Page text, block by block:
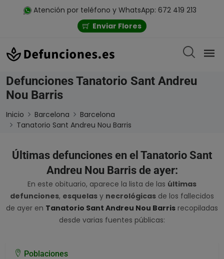
Atención por teléfono y WhatsApp: 672 419 213
Enviar Flores
Defunciones Tanatorio Sant Andreu
Nou Barris
Inicio Barcelona
Barcelona
Tanatorio Sant Andreu Nou Barris
Últimas defunciones en el Tanatorio Sant
Andreu Nou Barris de ayer:
En este obituario, aparece la lista de las últimas
defunciones, esquelas y necrológicas de los fallecidos
de ayer en Tanatorio Sant Andreu Nou Barris recopiladas
desde varias fuentes públicas:
Poblaciones